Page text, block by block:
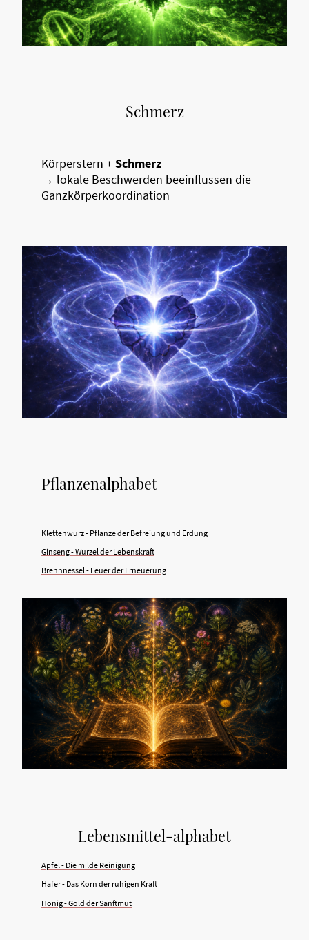
Schmerz
Körperstern +Schmerz
→ lokale Beschwerden beeinflussen die
Ganzkörperkoordination
Pflanzenalphabet
Klettenwurz - Pflanze der Befreiung und Erdung
Ginseng - Wurzel der Lebenskraft
Brennnessel - Feuer der Erneuerung
Lebensmittel-alphabet
Apfel - Die milde Reinigung
Hafer - Das Korn der ruhigen Kraft
Honig - Gold der Sanftmut